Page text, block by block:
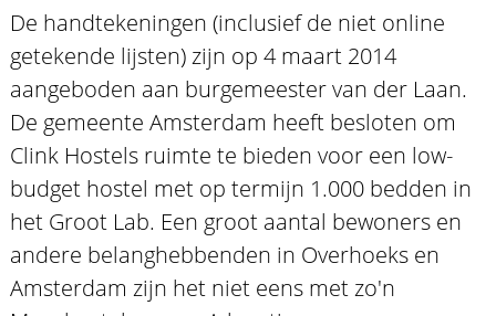
De handtekeningen (inclusief de niet online
getekende lijsten) zijn op 4 maart 2014
aangeboden aan burgemeester van der Laan.
De gemeente Amsterdam heeft besloten om
Clink Hostels ruimte te bieden voor een low-
budget hostel met op termijn 1.000 bedden in
het Groot Lab. Een groot aantal bewoners en
andere belanghebbenden in Overhoeks en
Amsterdam zijn het niet eens met zo'n